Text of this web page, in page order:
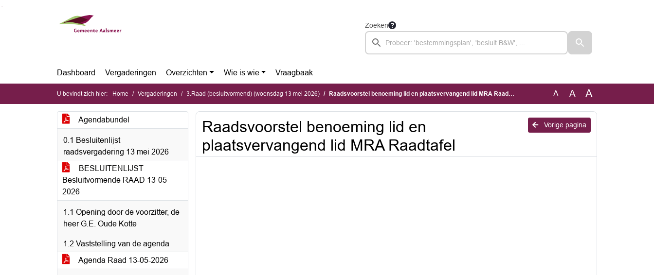
Zoeken
Dashboard Vergaderingen Overzichten Wie is wie Vraagbaak
U bevindt zich hier: Home Vergaderingen 3.Raad (besluitvormend) (woensdag 13 mei 2026) Raadsvoorstel benoeming lid en plaatsvervangend lid MRA Raadtafel A A A
Agendabundel
0.1 Besluitenlijst
raadsvergadering 13 mei 2026
BESLUITENLIJST
Besluitvormende RAAD 13-05-
2026
1.1 Opening door de voorzitter, de
heer G.E. Oude Kotte
1.2 Vaststelling van de agenda
Agenda Raad 13-05-2026
Vorige pagina
Raadsvoorstel benoeming lid en
plaatsvervangend lid MRA Raadtafel